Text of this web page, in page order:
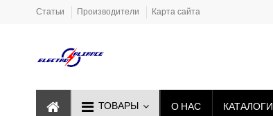
Статьи Производители Карта сайта
ТОВАРЫ О НАС КАТАЛОГИ